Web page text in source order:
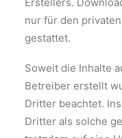
nur für den
gestattet.
Soweit die Inhalte
Betreiber erstellt
Dritter beachtet.
Dritter als solche